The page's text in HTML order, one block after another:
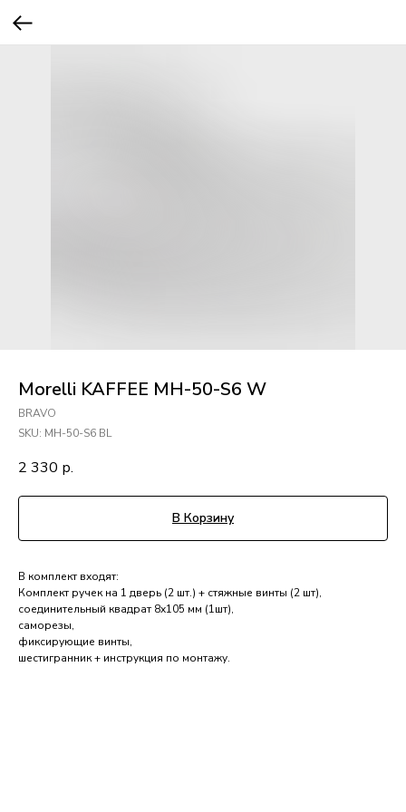
Morelli KAFFEE MH-50-S6 W
BRAVO
SKU: MH-50-S6 BL
2 330 р.
В Корзину
В комплект входят:
Комплект ручек на 1 дверь (2 шт.) + стяжные винты (2 шт),
соединительный квадрат 8x105 мм (1шт),
саморезы,
фиксирующие винты,
шестигранник + инструкция по монтажу.